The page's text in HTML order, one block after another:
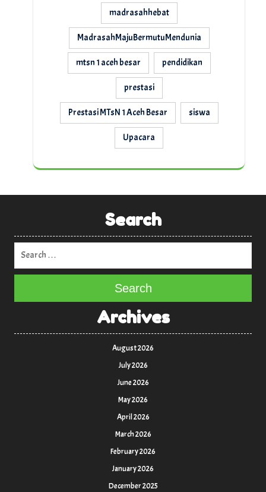
madrasahhebat
MadrasahMajuBermutuMendunia
mtsn 1 aceh besar pendidikan
prestasi
Prestasi MTsN 1 Aceh Besar siswa
Upacara
Search
Search
Archives
August 2026
July 2026
June 2026
May 2026
April 2026
March 2026
February 2026
January 2026
December 2025